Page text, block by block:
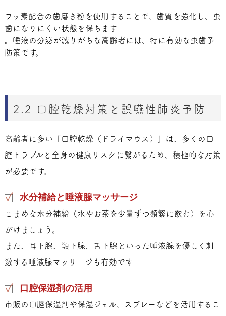
フッ素配合の歯磨き粉を使用することで、歯質を強化し、虫
歯になりにくい状態を保ちます
。唾液の分泌が減りがちな高齢者には、特に有効な虫歯予
防策です。
2.2 口腔乾燥対策と誤嚥性肺炎予防
高齢者に多い「口腔乾燥（ドライマウス）」は、多くの口
腔トラブルと全身の健康リスクに繋がるため、積極的な対策
が必要です。
水分補給と唾液腺マッサージ
こまめな水分補給（水やお茶を少量ずつ頻繁に飲む）を心
がけましょう。
また、耳下腺、顎下腺、舌下腺といった唾液腺を優しく刺
激する唾液腺マッサージも有効です
口腔保湿剤の活用
市販の口腔保湿剤や保湿ジェル、スプレーなどを活用するこ